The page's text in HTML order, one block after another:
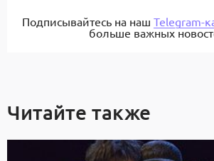
Подписывайтесь на наш Telegram-
больше важных
Читайте также